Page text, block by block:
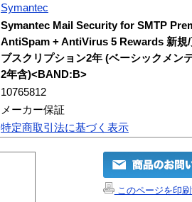
Symantec
Symantec Mail Security for SMTP
AntiSpam + AntiVirus 5 Rewards 新規/
ブスクリプション2年 (ベーシックメン
2年含)<BAND:B>
10765812
メーカー保証
特定商取引法に基づく表示
このページを印